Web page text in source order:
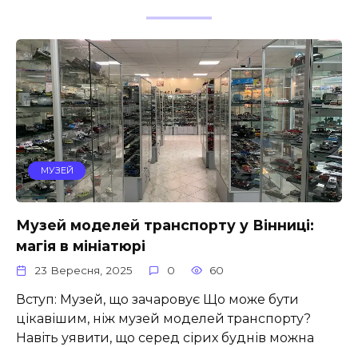
МУЗЕЙ
Музей моделей транспорту у Вінниці:
магія в мініатюрі
23 Вересня, 2025 0 60
Вступ: Музей, що зачаровує Що може бути
цікавішим, ніж музей моделей транспорту?
Навіть уявити, що серед сірих буднів можна